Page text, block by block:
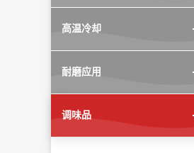
高温冷却
耐磨应用
调味品